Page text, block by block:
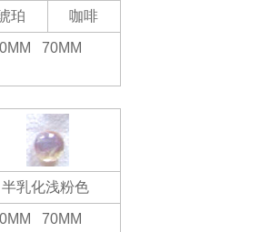
珀 咖啡
70MM
半乳化浅粉色
70MM